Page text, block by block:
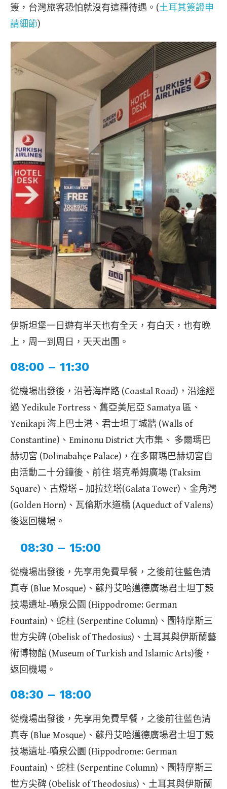
簽，台灣旅客恐怕就沒有這種待遇。(土耳其簽證申
請細節)
伊斯坦堡一日遊有半天也有全天，有白天，也有晚
上，周一到周日，天天出團。
08:00 – 11:30
從機場出發後，沿著海岸路 (Coastal Road)，沿途經
過 Yedikule Fortress、舊亞美尼亞 Samatya 區、
Yenikapi 海上巴士港、君士坦丁城牆 (Walls of
Constantine)、Eminonu District 大市集、 多爾瑪巴
赫切宮 (Dolmabahçe Palace)，在多爾瑪巴赫切宮自
由活動二十分鐘後、前往 塔克希姆廣場 (Taksim
Square)、古燈塔 – 加拉達塔(Galata Tower)、金角灣
(Golden Horn)、瓦倫斯水道橋 (Aqueduct of Valens)
後返回機場。
08:30 – 15:00
從機場出發後，先享用免費早餐，之後前往藍色清
真寺 (Blue Mosque)、蘇丹艾哈邁德廣場君士坦丁競
技場遺址-噴泉公園 (Hippodrome: German
Fountain)、蛇柱 (Serpentine Column)、圖特摩斯三
世方尖碑 (Obelisk of Thedosius)、土耳其與伊斯蘭藝
術博物館 (Museum of Turkish and Islamic Arts)後，
返回機場。
08:30 – 18:00
從機場出發後，先享用免費早餐，之後前往藍色清
真寺 (Blue Mosque)、蘇丹艾哈邁德廣場君士坦丁競
技場遺址-噴泉公園 (Hippodrome: German
Fountain)、蛇柱 (Serpentine Column)、圖特摩斯三
世方尖碑 (Obelisk of Theodosius)、土耳其與伊斯蘭